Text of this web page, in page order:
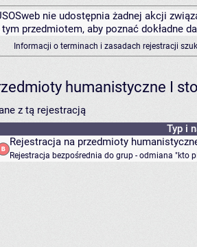
nie udostępnia żadnej akcji
przedmiotem, aby poznać dokładne
Informacji o terminach i zasadach rejestracji
humanistyczne I
z tą rejestracją
Typ i
Rejestracja na przedmioty
Rejestracja bezpośrednia do grup - odmiana "kto